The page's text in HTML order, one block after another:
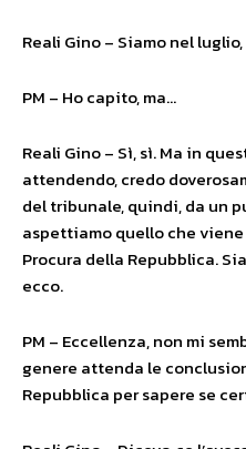
Reali Gino – Siamo nel
PM – Ho capito, ma…
Reali Gino – Sì, sì. Ma in
attendendo, credo
del tribunale, quindi, da un
aspettiamo quello che
Procura della Repubblica.
ecco.
PM – Eccellenza, non mi
genere attenda le
Repubblica per sapere se